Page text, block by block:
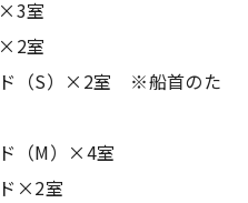
室
室
ド（S）×2室 ※船首のた
（M）×4室
×2室